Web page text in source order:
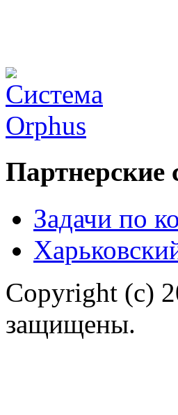
Партнерские
Задачи по
Copyright (c)
защищены.